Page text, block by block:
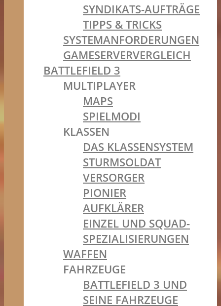
SYNDIKATS-AUFTRÄGE
TIPPS & TRICKS
SYSTEMANFORDERUNGEN
GAMESERVERVERGLEICH
BATTLEFIELD 3
MULTIPLAYER
MAPS
SPIELMODI
KLASSEN
DAS KLASSENSYSTEM
STURMSOLDAT
VERSORGER
PIONIER
AUFKLÄRER
EINZEL UND SQUAD-
SPEZIALISIERUNGEN
WAFFEN
FAHRZEUGE
BATTLEFIELD 3 UND
SEINE FAHRZEUGE